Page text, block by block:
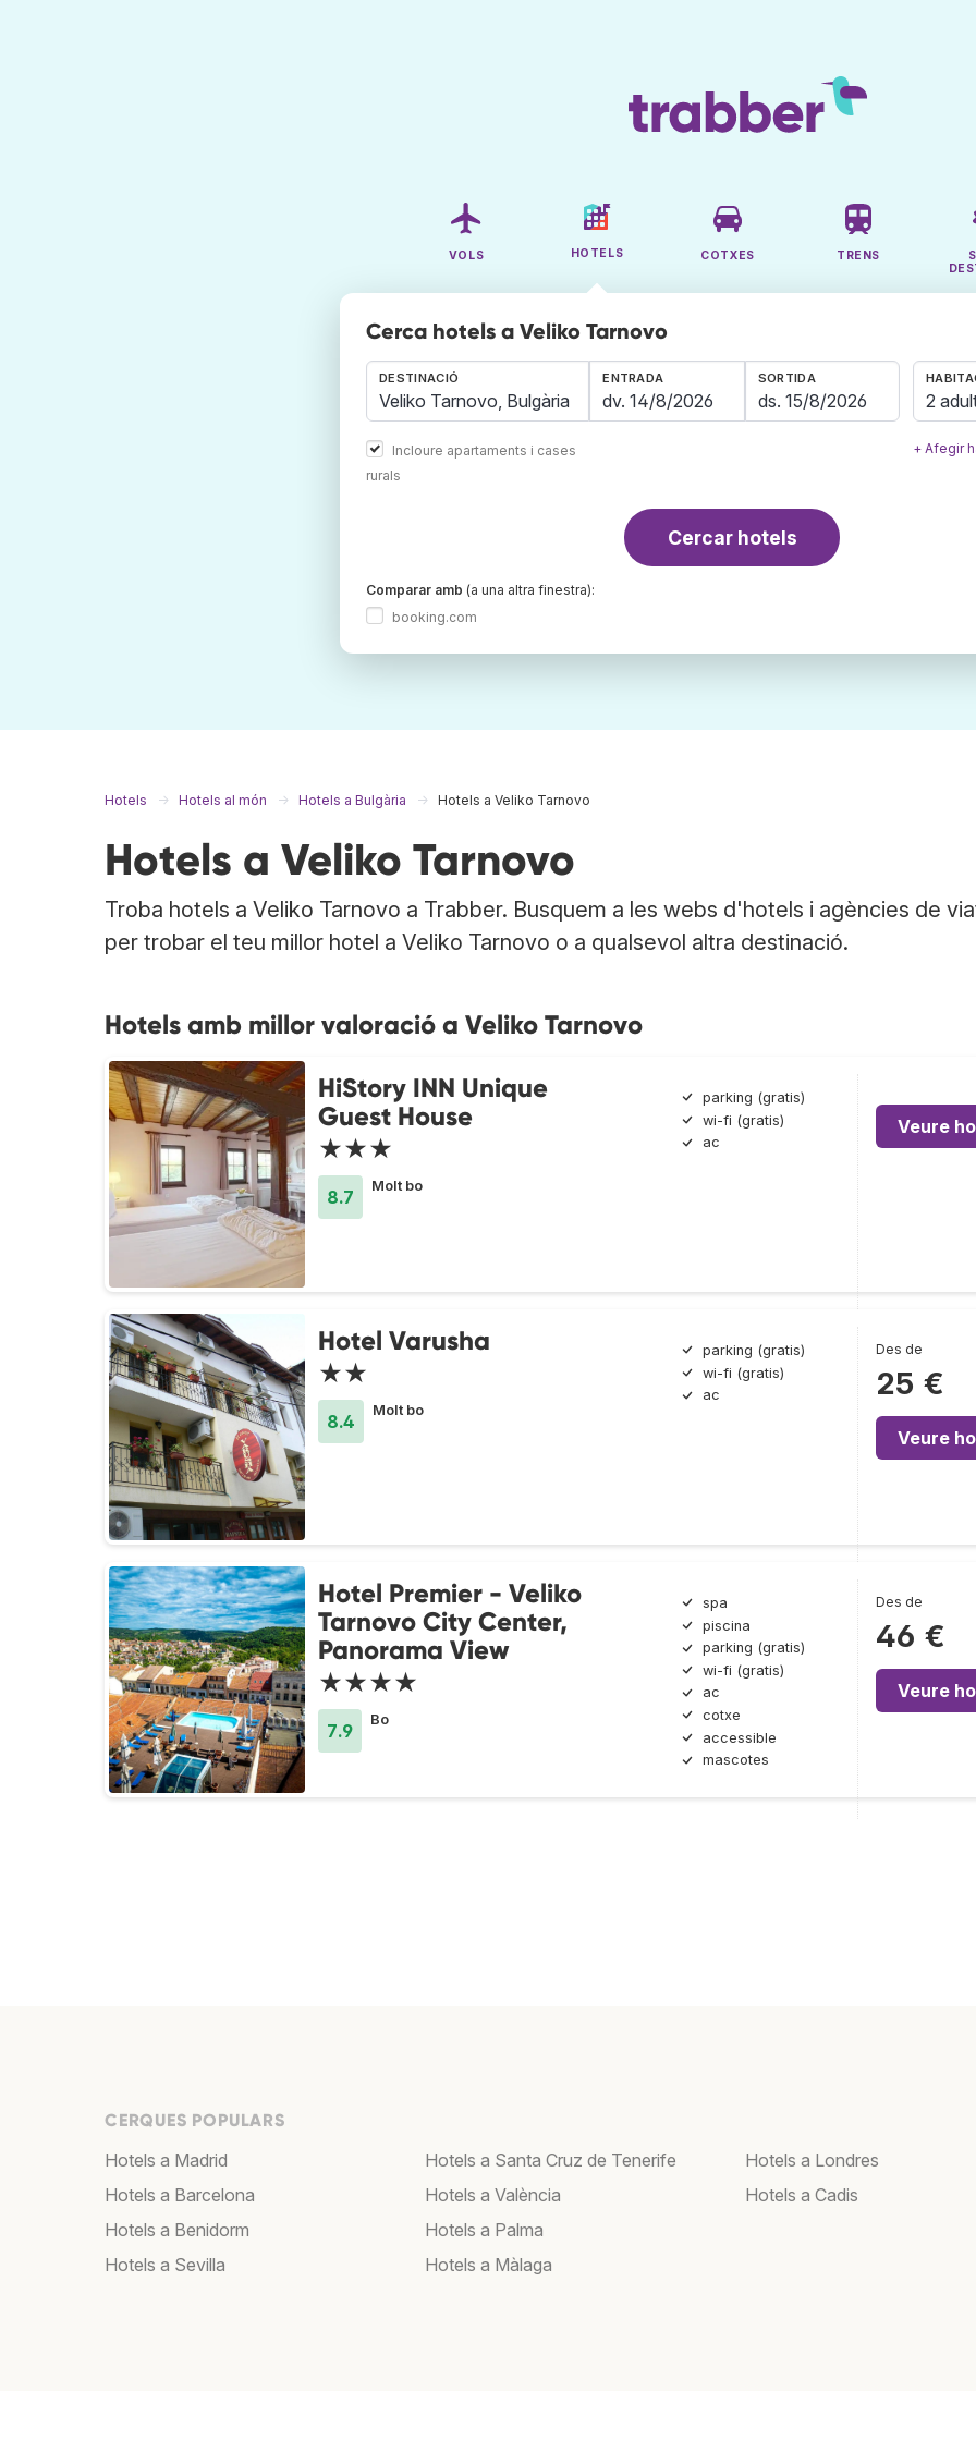
VOLS HOTELS COTXES TRENS
Cerca hotels a Veliko Tarnovo
DESTINACIÓ
Incloure apartaments i cases
rurals
ENTRADA SORTIDA
2
+ Afegir
Cercar hotels
Comparar amb (a una altra finestra):
booking.com
Hotels Hotels al món Hotels a Bulgària Hotels a Veliko Tarnovo
Hotels a Veliko Tarnovo
Troba hotels a Veliko Tarnovo a Trabber. Busquem a les webs d'hotels i agències de
per trobar el teu millor hotel a Veliko Tarnovo o a qualsevol altra destinació.
Hotels amb millor valoració a Veliko Tarnovo
HiStory INN Unique
Guest House
★★★
8.7
Molt bo
parking (gratis)
wi-fi (gratis)
ac
Veure
Hotel Varusha
★★
8.4
Molt bo
parking (gratis)
wi-fi (gratis)
ac
Des de
25 €
Veure
Hotel Premier - Veliko
Tarnovo City Center,
Panorama View
★★★★
7.9
Bo
spa
piscina
parking (gratis)
wi-fi (gratis)
ac
cotxe
accessible
mascotes
Des de
46 €
Veure
CERQUES POPULARS
Hotels a Madrid
Hotels a Barcelona
Hotels a Benidorm
Hotels a Sevilla
Hotels a Santa Cruz de Tenerife
Hotels a València
Hotels a Palma
Hotels a Màlaga
Hotels a Londres
Hotels a Cadis